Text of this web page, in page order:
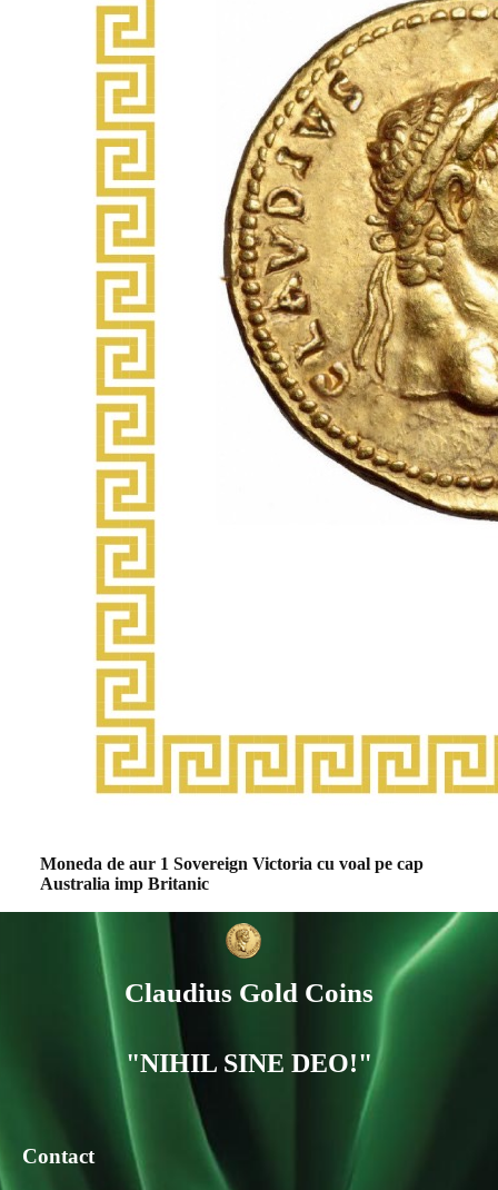
Moneda de aur 1 Sovereign Victoria cu voal pe cap
Australia imp Britanic
Claudius Gold Coins
"NIHIL SINE DEO!"
Contact